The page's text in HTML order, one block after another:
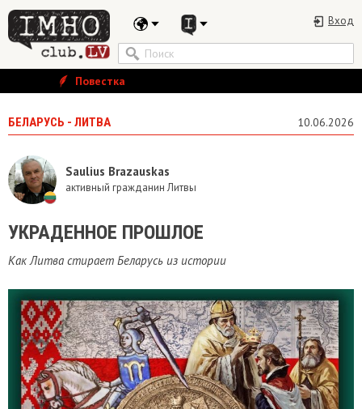
Вход
Повестка
БЕЛАРУСЬ - ЛИТВА 10.06.2026
Saulius Brazauskas
активный гражданин Литвы
УКРАДЕННОЕ ПРОШЛОЕ
Как Литва стирает Беларусь из истории